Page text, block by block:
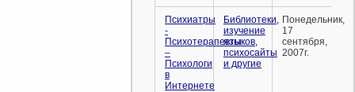
Психиатры
-
Психотерапевты
–
Психологи
в
Интернете
Библиотеки,
изучение
языков,
психосайты
и другие
Понедельник,
17
сентября,
2007г.